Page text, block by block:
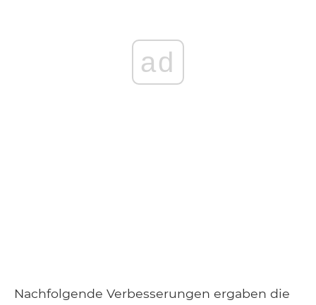
ad
Nachfolgende Verbesserungen ergaben die